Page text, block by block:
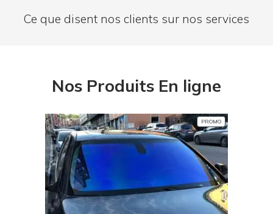
Ce que disent nos clients sur nos services
Nos Produits En ligne
PROMOPRODUIT
EN
PROMOTION